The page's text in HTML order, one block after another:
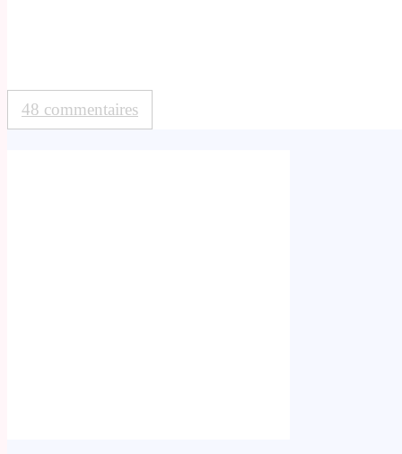
48 commentaires